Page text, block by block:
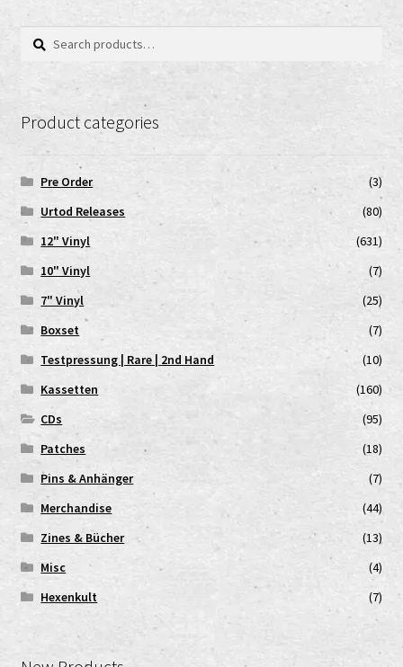
Search
Search
Product categories
Pre Order
(3)
Urtod Releases
(80)
12" Vinyl
(631)
10" Vinyl
(7)
7" Vinyl
(25)
Boxset
(7)
Testpressung | Rare | 2nd Hand
(10)
Kassetten
(160)
CDs
(95)
Patches
(18)
Pins & Anhänger
(7)
Merchandise
(44)
Zines & Bücher
(13)
Misc
(4)
Hexenkult
(7)